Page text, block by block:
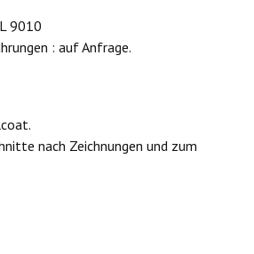
9010
: auf Anfrage.
nach Zeichnungen und zum